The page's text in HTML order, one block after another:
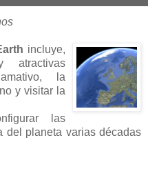
incluye,
atractivas
la
y visitar la
las
del planeta varias décadas